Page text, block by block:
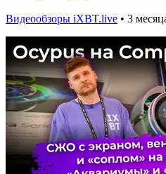
Видеообзоры iXBT.live • 3